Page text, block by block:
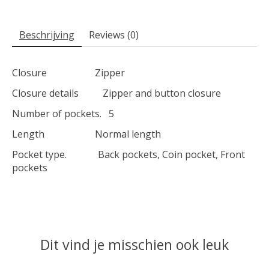
Beschrijving Reviews (0)
Closure Zipper
Closure details Zipper and button closure
Number of pockets. 5
Length Normal length
Pocket type. Back pockets, Coin pocket, Front
pockets
Dit vind je misschien ook leuk